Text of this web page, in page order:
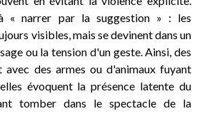
« narrer par la suggestion » : les
visibles, mais se devinent dans un
ou la tension d'un geste. Ainsi, des
avec des armes ou d'animaux fuyant
évoquent la présence latente du
tomber dans le spectacle de la